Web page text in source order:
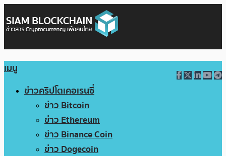
เมนู
ข่าวคริปโตเคอเรนซี่
ข่าว Bitcoin
ข่าว Ethereum
ข่าว Binance Coin
ข่าว Dogecoin